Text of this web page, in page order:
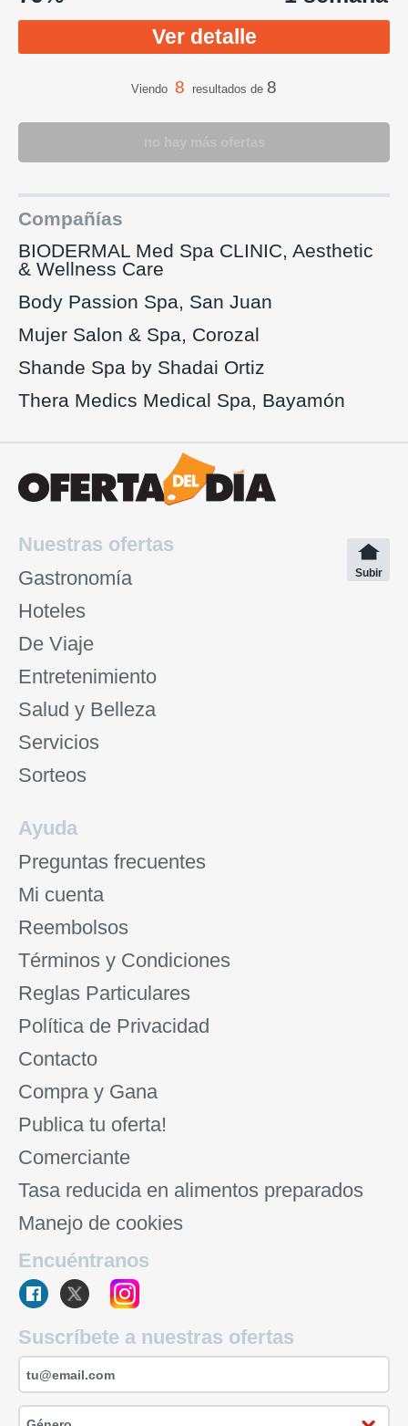
Ver detalle
Viendo 8 resultados de 8
Compañías
BIODERMAL Med Spa CLINIC, Aesthetic
& Wellness Care
Body Passion Spa, San Juan
Mujer Salon & Spa, Corozal
Shande Spa by Shadai Ortiz
Thera Medics Medical Spa, Bayamón
Nuestras ofertas
Gastronomía
Hoteles
De Viaje
Entretenimiento
Salud y Belleza
Servicios
Sorteos
Subir
Ayuda
Preguntas frecuentes
Mi cuenta
Reembolsos
Términos y Condiciones
Reglas Particulares
Política de Privacidad
Contacto
Compra y Gana
Publica tu oferta!
Comerciante
Tasa reducida en alimentos preparados
Manejo de cookies
Encuéntranos
Suscríbete a nuestras ofertas